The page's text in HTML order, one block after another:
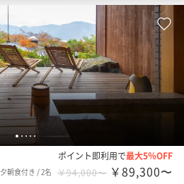
1 2 3 4 5
ポイント即利用で最大5％OFF
夕朝食付き /2名 ￥94,000〜 ￥89,300〜